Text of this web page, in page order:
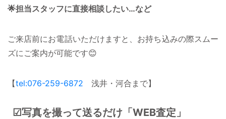
🌟担当スタッフに直接相談したい…など
ご来店前にお電話いただけますと、お持ち込みの際スムー
ズにご案内が可能です😊
【tel:076-259-6872 浅井・河合まで】
☑︎写真を撮って送るだけ「WEB査定」